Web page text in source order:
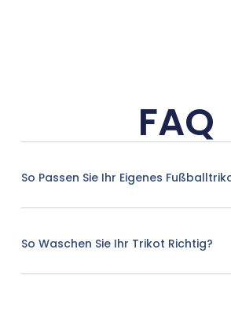
FAQ
So Passen Sie Ihr Eigenes
So Waschen Sie Ihr Trikot Richtig?